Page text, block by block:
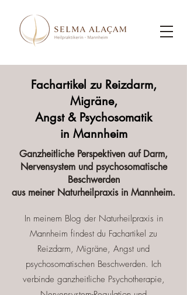
Fachartikel zu Reizdarm,
Migräne,
Angst & Psychosomatik
in Mannheim
Ganzheitliche Perspektiven auf Darm,
Nervensystem und psychosomatische
Beschwerden
aus meiner Naturheilpraxis in Mannheim.
In meinem Blog der Naturheilpraxis in
Mannheim findest du Fachartikel zu
Reizdarm, Migräne, Angst und
psychosomatischen Beschwerden. Ich
verbinde ganzheitliche Psychotherapie,